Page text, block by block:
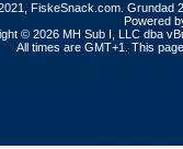
FiskeSnack.com. Grundad
Powered
© 2026 MH Sub I, LLC dba
All times are GMT+1. This